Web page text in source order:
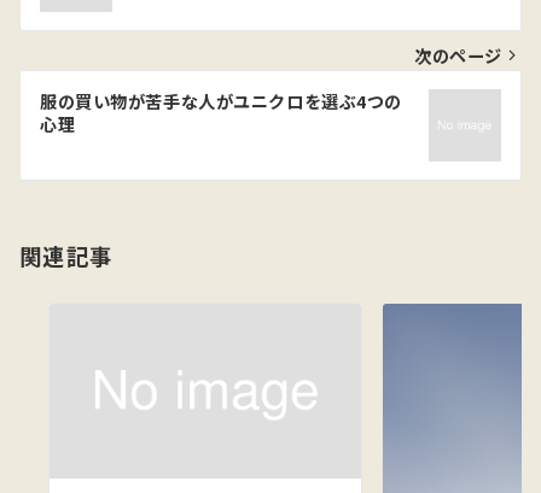
ナ
ビ
ゲ
ー
シ
ン
次のページ
服の買い物が苦手な人がユニクロを選ぶ4つの
心理
関連記事